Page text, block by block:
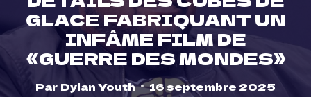
GLACE FABRIQUANT UN
INFÂME FILM DE
«GUERRE DES MONDES»
Par Dylan Youth 16 septembre 2025